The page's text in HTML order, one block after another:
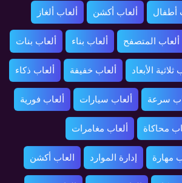
أطفال ألعاب أكشن ألعاب ألغاز
ألعاب المتصفح ألعاب بناء ألعاب بنات
ثلاثية الأبعاد ألعاب خفيفة ألعاب ذكاء
سرعة ألعاب سيارات ألعاب فورية
محاكاة ألعاب مغامرات
مهارة إدارة الموارد العاب أكشن